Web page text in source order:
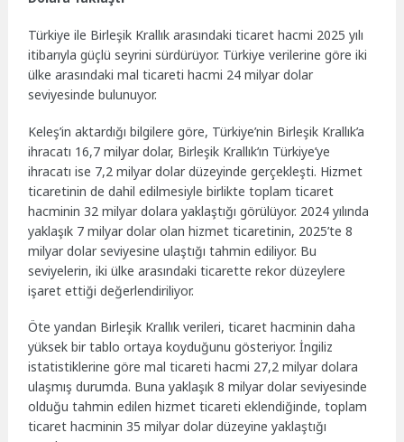
Türkiye ile Birleşik Krallık arasındaki ticaret hacmi 2025 yılı
itibarıyla güçlü seyrini sürdürüyor. Türkiye verilerine göre iki
ülke arasındaki mal ticareti hacmi 24 milyar dolar
seviyesinde bulunuyor.
Keleş’in aktardığı bilgilere göre, Türkiye’nin Birleşik Krallık’a
ihracatı 16,7 milyar dolar, Birleşik Krallık’ın Türkiye’ye
ihracatı ise 7,2 milyar dolar düzeyinde gerçekleşti. Hizmet
ticaretinin de dahil edilmesiyle birlikte toplam ticaret
hacminin 32 milyar dolara yaklaştığı görülüyor. 2024 yılında
yaklaşık 7 milyar dolar olan hizmet ticaretinin, 2025’te 8
milyar dolar seviyesine ulaştığı tahmin ediliyor. Bu
seviyelerin, iki ülke arasındaki ticarette rekor düzeylere
işaret ettiği değerlendiriliyor.
Öte yandan Birleşik Krallık verileri, ticaret hacminin daha
yüksek bir tablo ortaya koyduğunu gösteriyor. İngiliz
istatistiklerine göre mal ticareti hacmi 27,2 milyar dolara
ulaşmış durumda. Buna yaklaşık 8 milyar dolar seviyesinde
olduğu tahmin edilen hizmet ticareti eklendiğinde, toplam
ticaret hacminin 35 milyar dolar düzeyine yaklaştığı